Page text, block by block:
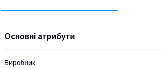
Основні атрибути
Виробник